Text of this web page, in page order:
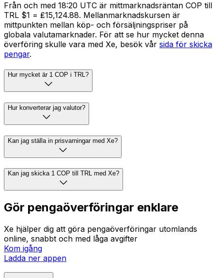
Från och med 18:20 UTC är mittmarknadsräntan COP till
TRL $1 = ₤15,124.88. Mellanmarknadskursen är
mittpunkten mellan köp- och försäljningspriser på
globala valutamarknader. För att se hur mycket denna
överföring skulle vara med Xe, besök vår sida för skicka
pengar.
Hur mycket är 1 COP i TRL?
Hur konverterar jag valutor?
Kan jag ställa in prisvarningar med Xe?
Kan jag skicka 1 COP till TRL med Xe?
Gör pengaöverföringar enklare
Xe hjälper dig att göra pengaöverföringar utomlands
online, snabbt och med låga avgifter
Kom igång
Ladda ner appen